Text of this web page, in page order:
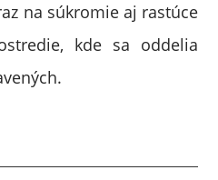
na súkromie aj rastúce
kde sa oddelia